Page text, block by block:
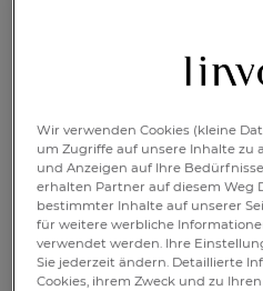
50x150cm
Wir verwenden Cookies (kleine
um Zugriffe auf unsere Inhalte zu
und Anzeigen auf Ihre
erhalten Partner auf diesem Weg
bestimmter Inhalte auf unserer
für weitere werbliche
verwendet werden. Ihre
Sie jederzeit ändern. Detaillierte
Cookies, ihrem Zweck und zu